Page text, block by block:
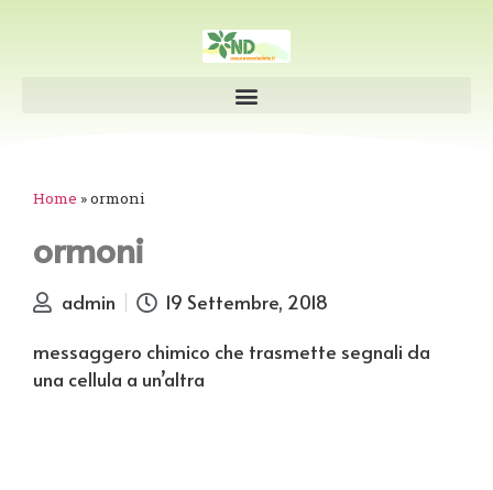
Home »ormoni
ormoni
admin
19 Settembre, 2018
messaggero chimico che trasmette segnali da
una cellula a un’altra